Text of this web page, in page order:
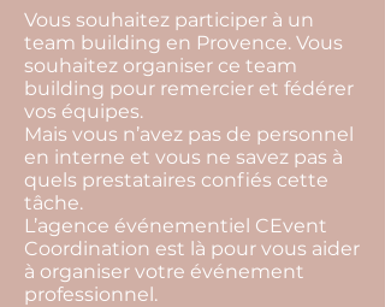
Vous souhaitez participer à un
team building en Provence. Vous
souhaitez organiser ce team
building pour remercier et fédérer
vos équipes.
Mais vous n’avez pas de personnel
en interne et vous ne savez pas à
quels prestataires confiés cette
tâche.
L’agence événementiel CEvent
Coordination est là pour vous aider
à organiser votre événement
professionnel.